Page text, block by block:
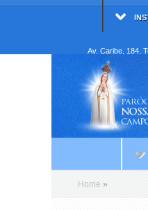
Av. Caribe, 184.
Home »